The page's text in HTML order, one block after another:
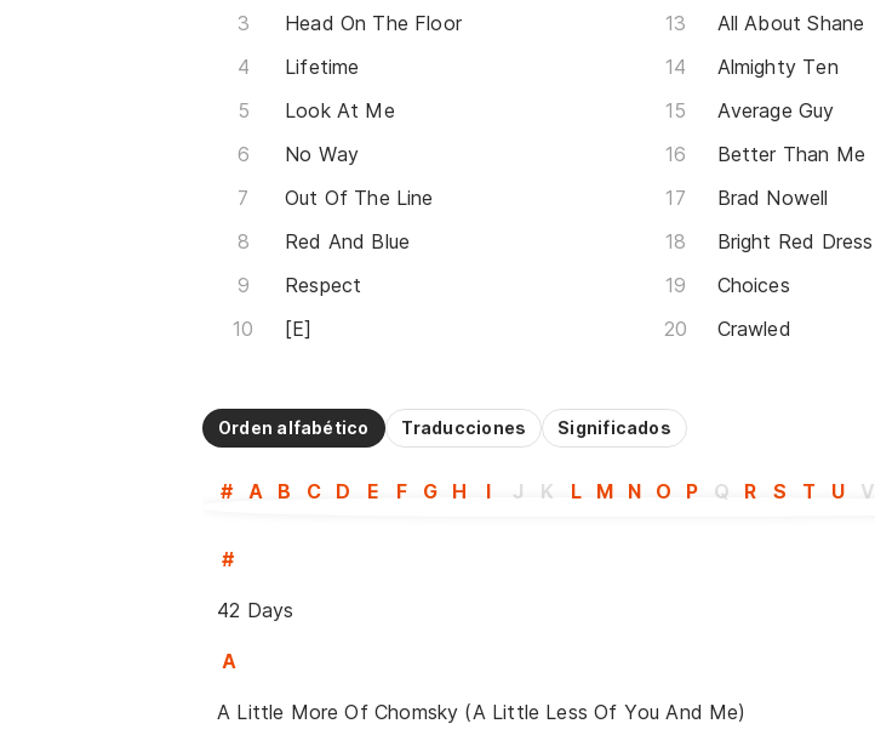
Head On The Floor
Lifetime
Look At Me
No Way
Out Of The Line
Red And Blue
Respect
[E]
All About Shane
Almighty Ten
Average Guy
Better Than Me
Brad Nowell
Bright Red Dress
Choices
Crawled
Orden alfabético Traducciones Significados
# A B C D E F G H I J K L M N O P Q R S T U V
#
42 Days
A
A Little More Of Chomsky (A Little Less Of You And Me)